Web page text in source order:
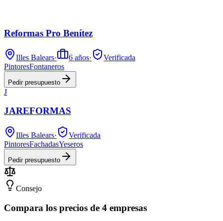
Reformas Pro Benítez
Illes Balears· 6 años·
Verificada
PintoresFontaneros
Pedir presupuesto
J
JAREFORMAS
Illes Balears·
Verificada
PintoresFachadasYeseros
Pedir presupuesto
Consejo
Compara los precios de 4 empresas